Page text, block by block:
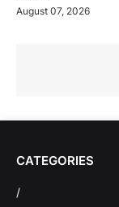
August 07, 2026
CATEGORIES
/